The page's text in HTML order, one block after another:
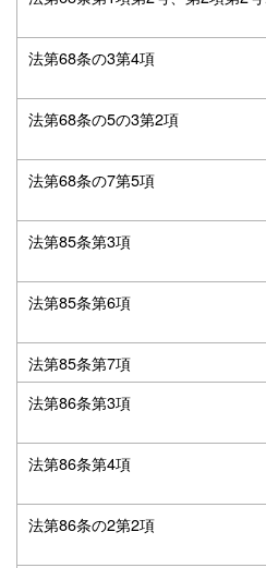
法第68条の3第4項
法第68条の5の3第2項
法第68条の7第5項
法第85条第3項
法第85条第6項
法第85条第7項
法第86条第3項
法第86条第4項
法第86条の2第2項